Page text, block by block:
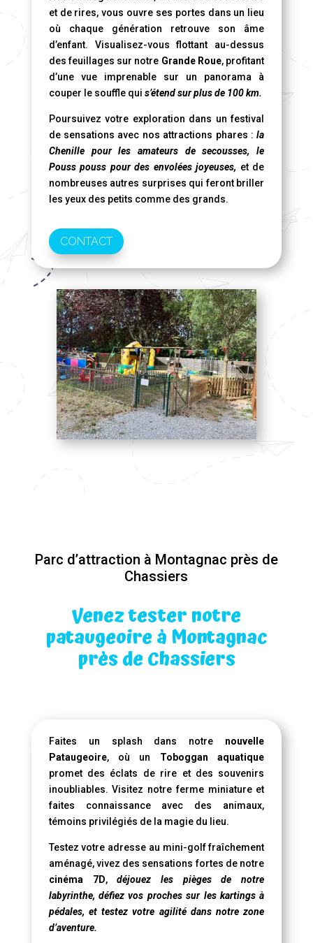
et de rires, vous ouvre ses portes dans un lieu
où chaque génération retrouve son âme
d’enfant. Visualisez-vous flottant au-dessus
des feuillages sur notre Grande Roue, profitant
d’une vue imprenable sur un panorama à
couper le souffle qui s’étend sur plus de 100 km.
Poursuivez votre exploration dans un festival
de sensations avec nos attractions phares :la
Chenille pour les amateurs de secousses, le
Pouss pouss pour des envolées joyeuses, et de
nombreuses autres surprises qui feront briller
les yeux des petits comme des grands.
CONTACT
Parc d’attraction à Montagnac près de
Chassiers
Venez tester notre
pataugeoire à Montagnac
près de Chassiers
Faites un splash dans notre nouvelle
Pataugeoire, où un Toboggan aquatique
promet des éclats de rire et des souvenirs
inoubliables. Visitez notre ferme miniature et
faites connaissance avec des animaux,
témoins privilégiés de la magie du lieu.
Testez votre adresse au mini-golf fraîchement
aménagé, vivez des sensations fortes de notre
cinéma 7D,déjouez les pièges de notre
labyrinthe, défiez vos proches sur les kartings à
pédales, et testez votre agilité dans notre zone
d’aventure.